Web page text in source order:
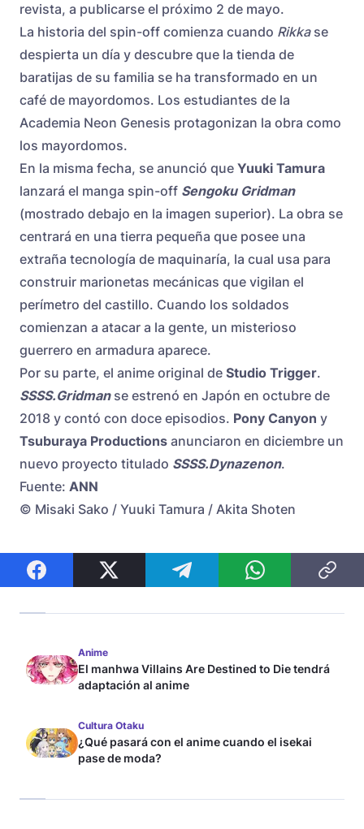
revista, a publicarse el próximo 2 de mayo.
La historia del spin-off comienza cuando Rikkase
despierta un día y descubre que la tienda de
baratijas de su familia se ha transformado en un
café de mayordomos. Los estudiantes de la
Academia Neon Genesis protagonizan la obra como
los mayordomos.
En la misma fecha, se anunció que Yuuki Tamura
lanzará el manga spin-off Sengoku Gridman
(mostrado debajo en la imagen superior). La obra se
centrará en una tierra pequeña que posee una
extraña tecnología de maquinaría, la cual usa para
construir marionetas mecánicas que vigilan el
perímetro del castillo. Cuando los soldados
comienzan a atacar a la gente, un misterioso
guerrero en armadura aparece.
Por su parte, el anime original de Studio Trigger.
SSSS.Gridmanse estrenó en Japón en octubre de
2018 y contó con doce episodios. Pony Canyon y
Tsuburaya Productions anunciaron en diciembre un
nuevo proyecto titulado SSSS.Dynazenon.
Fuente: ANN
© Misaki Sako / Yuuki Tamura / Akita Shoten
Anime
El manhwa Villains Are Destined to Die tendrá
adaptación al anime
Cultura Otaku
¿Qué pasará con el anime cuando el isekai
pase de moda?